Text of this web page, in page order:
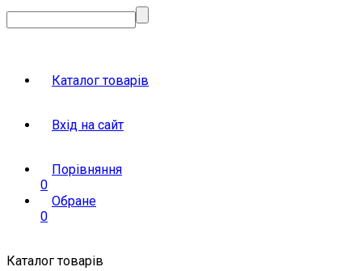
Каталог товарів
Вхід на сайт
Порівняння
0
Обране
0
Каталог товарів